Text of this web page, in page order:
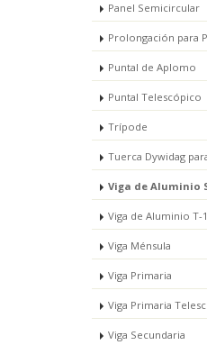
Panel Semicircular
Prolongación para
Puntal de Aplomo
Puntal Telescópico
Trípode
Tuerca Dywidag
Viga de Aluminio
Viga de Aluminio T-
Viga Ménsula
Viga Primaria
Viga Primaria
Viga Secundaria